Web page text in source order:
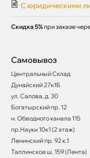
С юридическими
Скидка 5% при заказе
Самовывоз
Центральный Склад
Дунайский 27к1Б
ул. Салова, д. 30
Богатырский пр. 12
н. Обводного канала 115
пр.Науки 10к1 (2 этаж)
Ленинский пр. 92 к.1
Таллинское ш. 159 (Лента)